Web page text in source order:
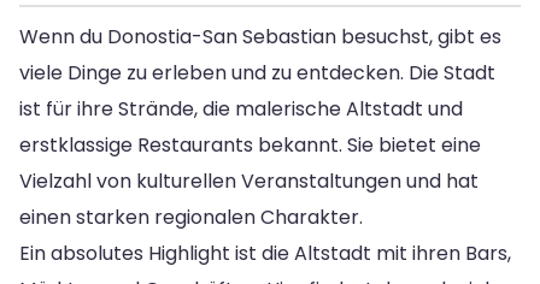
Wenn du Donostia-San Sebastian besuchst, gibt es
viele Dinge zu erleben und zu entdecken. Die Stadt
ist für ihre Strände, die malerische Altstadt und
erstklassige Restaurants bekannt. Sie bietet eine
Vielzahl von kulturellen Veranstaltungen und hat
einen starken regionalen Charakter.
Ein absolutes Highlight ist die Altstadt mit ihren Bars,